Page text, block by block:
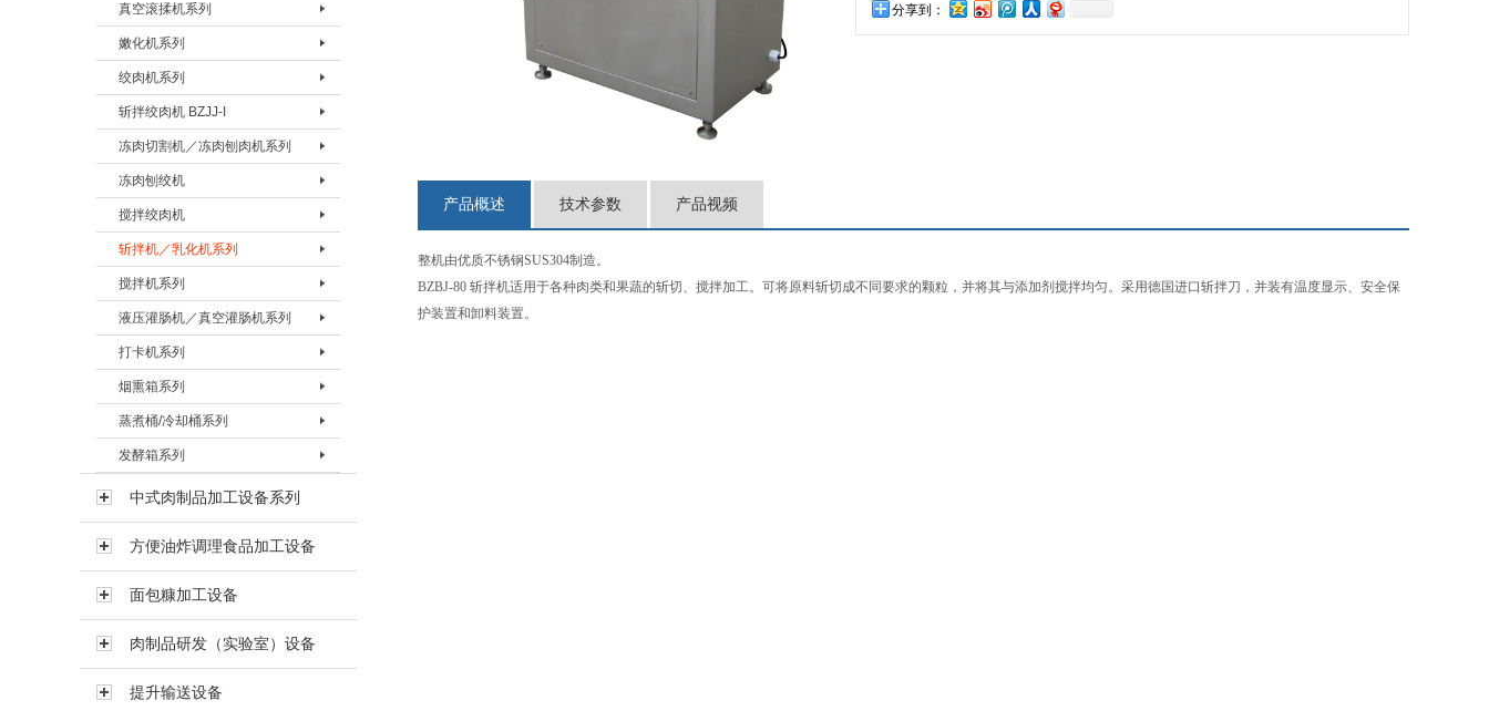
盐水配置机BPZJ-200
盐水配置机BPZJ-600
盐水注射器BZSQ-I
盐水注射器BZSQ-II
盐水注射机BZSJ-12
盐水注射机BZSJ-20
盐水注射机BZSJ-52
盐水注射机 BZSJ-30H
真空滚揉机系列
真空搅拌按摩机 BAMJ-60L
真空搅拌按摩机 BAMJ-125L
真空搅拌按摩机 BAMJ-280L
真空滚揉机BVRJ-40
真空滚揉机BVRJ-150
真空滚揉机BVRJ-280
真空滚揉机BVRJ-350
真空滚揉机BVRJ-500
真空滚揉机BVRJ-750
真空滚揉机BVRJ-1000
真空滚揉机BVRJ-1500
真空滚揉机BVRJ-3000
嫩化机系列
嫩化机BNHJ-I
嫩化机BNHJ-II
嫩化机BNHJ-III
绞肉机系列
绞肉机BJRJ-82
绞肉机BJRJ-98A
绞肉机BJRJ-98B
绞肉机BJRJ-130
绞肉机BJRJ-160A
绞肉机BJRJ-160B
绞肉机BJRJ-200A
冻肉绞肉机BJRJ-200D
斩拌绞肉机 BZJJ-I
斩拌绞肉机BJZJ-40
冻肉切割机／冻肉刨肉机系列
冻肉切割机BDQJ-I
冻肉刨肉机BBRJ-II
冻肉刨绞机
冻肉刨绞机 BBJJ-130
冻肉刨绞机BBJJ-200
搅拌绞肉机
搅拌绞肉机BBJJ-80
搅拌绞肉机BBJJ-180
斩拌机／乳化机系列
斩拌机BZBJ-20
斩拌机BZBJ-40
斩拌机BZBJ-40B
斩拌机BZBJ-80
斩拌机BZBJ-80B
斩拌机BZBJ-130
斩拌机BZBJ-130B
真空斩拌机BZBJ-130V
斩拌机BZBJ-200B
斩拌机BZBJ-330B
搅拌机系列
搅拌机BJBJ-60F
搅拌机BJBJ-150F
搅拌机BJBJ-300D
搅拌机BJBJ-300FS
搅拌机BJBJ-300
搅拌机BJBJ-500
搅拌机BJBJ-750
搅拌机BJBJ-1000
搅拌机BJBJ-1500
真空搅拌机BVBJ-150F
液压灌肠机／真空灌肠机系列
液压灌肠机BYGJ-20
真空灌肠机BVGJ-2000
真空灌肠机BVGJ-4000
真空灌肠机BVGJ-6000
打卡机系列
打卡机BDKJ-I
打卡机BDKJ-II-S
打卡机BDKJ-II-C
烟熏箱系列
烟熏箱BYXX-50
烟熏箱BYXX-I
烟熏箱BYXX-II
烟熏箱BYXX-III
蒸煮桶/冷却桶系列
蒸煮桶BZZT-I
蒸煮桶BZZT-II
蒸煮桶BZZT-III
蒸煮桶BZZT-IV-150
蒸煮桶BZZT-IV-300
发酵箱系列
发酵箱
中式肉制品加工设备系列
方便油炸调理食品加工设备
面包糠加工设备
肉制品研发（实验室）设备
提升输送设备
分享到：
产品概述 技术参数 产品视频
整机由优质不锈钢SUS304制造。
BZBJ-80 斩拌机适用于各种肉类和果蔬的斩切、搅拌加工。可将原料斩切成不同要求的颗粒，并将其与添加剂搅拌均匀。采用德国进口斩拌刀，并装有温度显示、安全保
护装置和卸料装置。